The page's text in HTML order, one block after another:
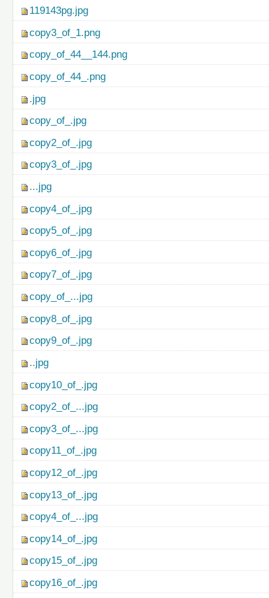
119143pg.jpg
copy3_of_1.png
copy_of_44__144.png
copy_of_44_.png
.jpg
copy_of_.jpg
copy2_of_.jpg
copy3_of_.jpg
...jpg
copy4_of_.jpg
copy5_of_.jpg
copy6_of_.jpg
copy7_of_.jpg
copy_of_...jpg
copy8_of_.jpg
copy9_of_.jpg
..jpg
copy10_of_.jpg
copy2_of_...jpg
copy3_of_...jpg
copy11_of_.jpg
copy12_of_.jpg
copy13_of_.jpg
copy4_of_...jpg
copy14_of_.jpg
copy15_of_.jpg
copy16_of_.jpg